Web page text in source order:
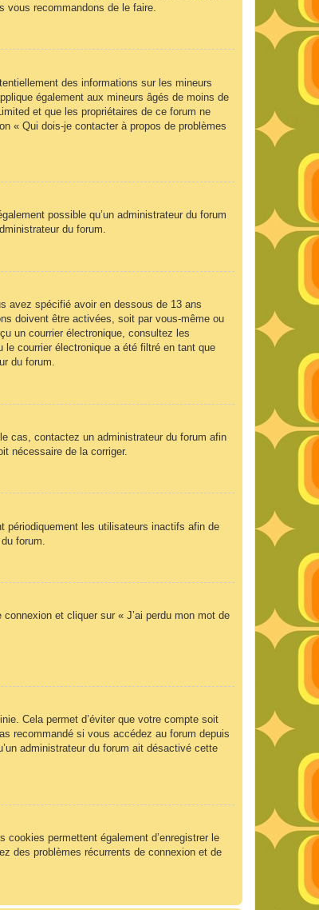
vous recommandons de le faire.
des informations sur les mineurs
également aux mineurs âgés de moins de
et que les propriétaires de ce forum ne
« Qui dois-je contacter à propos de problèmes
possible qu’un administrateur du forum
du forum.
avez spécifié avoir en dessous de 13 ans
doivent être activées, soit par vous-même ou
un courrier électronique, consultez les
courrier électronique a été filtré en tant que
du forum.
cas, contactez un administrateur du forum afin
nécessaire de la corriger.
périodiquement les utilisateurs inactifs afin de
forum.
et cliquer sur « J’ai perdu mon mot de
Cela permet d’éviter que votre compte soit
recommandé si vous accédez au forum depuis
administrateur du forum ait désactivé cette
permettent également d’enregistrer le
des problèmes récurrents de connexion et de